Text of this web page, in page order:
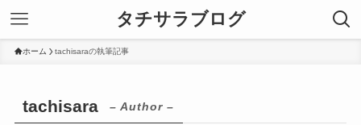
タチサラブログ
ホーム tachisaraの執筆記事
tachisara – Author –